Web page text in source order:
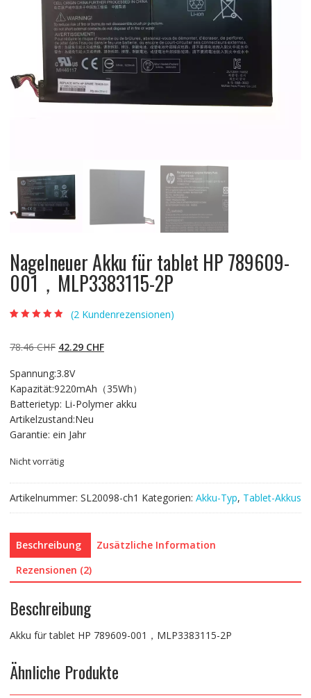
Nagelneuer Akku für tablet HP 789609-
001，MLP3383115-2P
basierend auf
Kundenbewert
(2 Kundenrezensionen)
78.46CHF Ursprünglicher
war:
78.46 CHF
42.29 CHFAktueller
42.29 CHF.
Spannung:3.8V
Kapazität:9220mAh（35Wh）
Batterietyp: Li-Polymer akku
Artikelzustand:Neu
Garantie: ein Jahr
Nicht vorrätig
Artikelnummer: SL20098-ch1 Kategorien: Akku-Typ, Tablet-Akkus
Beschreibung
Zusätzliche Information
Rezensionen (2)
Beschreibung
Akku für tablet HP 789609-001，MLP3383115-2P
Ähnliche Produkte